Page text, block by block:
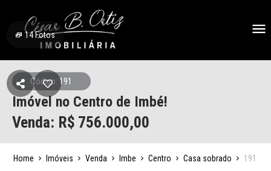
14Fotos
Código: 191
Imóvel no Centro de Imbé!
Venda: R$ 756.000,00
Home Imóveis Venda Imbe Centro Casa sobrado 191